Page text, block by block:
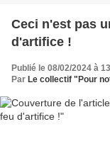
Ceci n'est pas
d'artifice !
Publié le 08/02/2024 à
Par Le collectif "Pour